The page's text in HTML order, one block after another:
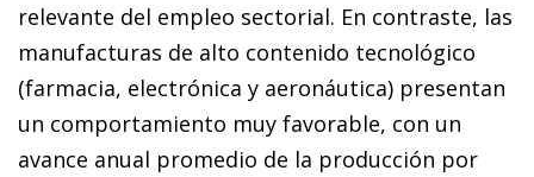
relevante del empleo sectorial. En contraste, las
manufacturas de alto contenido tecnológico
(farmacia, electrónica y aeronáutica) presentan
un comportamiento muy favorable, con un
avance anual promedio de la producción por